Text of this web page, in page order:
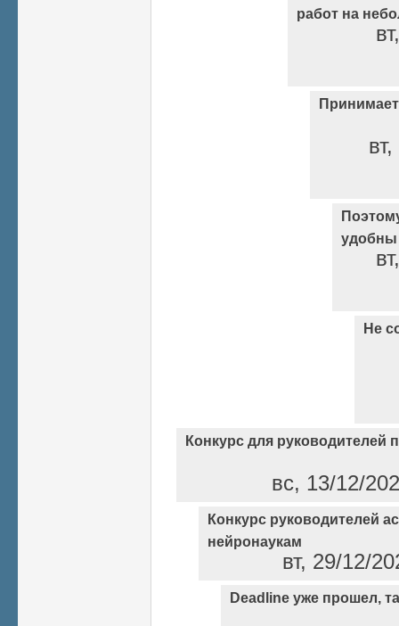
работ на
удобны
Не
Конкурс для руководителей
вс, 13/12/
Конкурс руководителей
нейронаукам
вт, 29/12/
Deadline уже прошел,